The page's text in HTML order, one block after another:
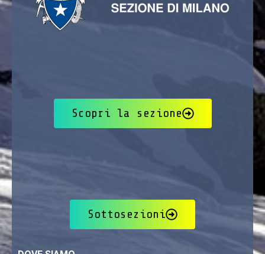
Scopri la sezione
Sottosezioni